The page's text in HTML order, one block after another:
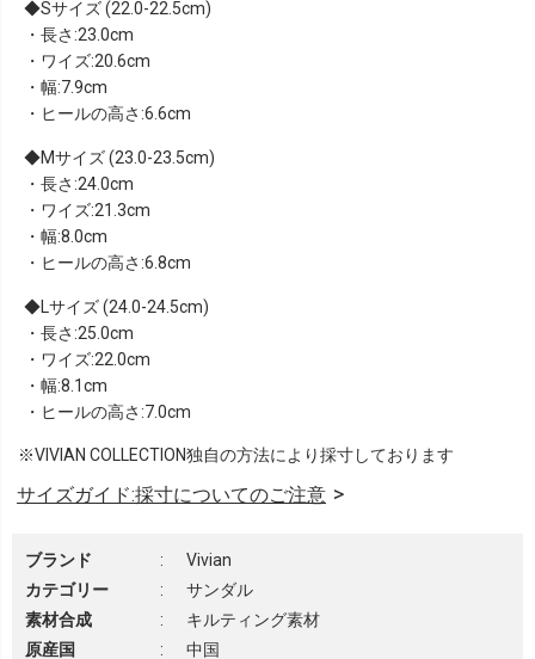
Sサイズ (22.0-22.5cm)
・長さ:23.0cm
・ワイズ:20.6cm
・幅:7.9cm
・ヒールの高さ:6.6cm
Mサイズ (23.0-23.5cm)
・長さ:24.0cm
・ワイズ:21.3cm
・幅:8.0cm
・ヒールの高さ:6.8cm
Lサイズ (24.0-24.5cm)
・長さ:25.0cm
・ワイズ:22.0cm
・幅:8.1cm
・ヒールの高さ:7.0cm
※VIVIAN COLLECTION独自の方法により採寸しております
サイズガイド:採寸についてのご注意
ブランド :
Vivian
カテゴリー
:
サンダル
素材合成
:
キルティング素材
原産国
: 中国